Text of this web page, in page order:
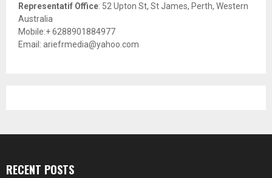
Representatif Office: 52 Upton St, St James, Perth, Western
Australia
Mobile:+ 6288901884977
Email: ariefrmedia@yahoo.com
RECENT POSTS